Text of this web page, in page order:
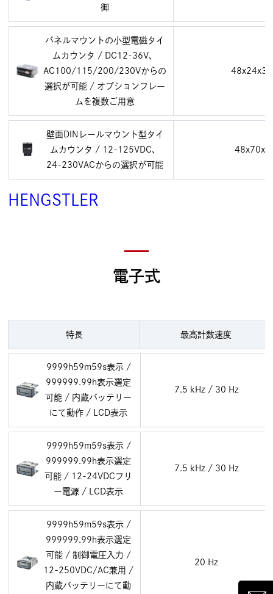
御
パネルマウントの小型電磁タイ
ムカウンタ / DC12-36V、
AC100/115/200/230Vからの
選択が可能 / オプションフレー
ムを複数ご用意
壁面DINレールマウント型タイ
ムカウンタ / 12-125VDC、
24-230VACからの選択が可能
HENGSTLER
電子式
特長 最高計数速度
9999h59m59s表示 /
999999.99h表示選定
可能 / 内蔵バッテリー
にて動作 / LCD表示
7.5 kHz / 30 Hz
9999h59m59s表示 /
999999.99h表示選定
可能 / 12-24VDCフリ
ー電源 / LCD表示
7.5 kHz / 30 Hz
9999h59m59s表示 /
999999.99h表示選定
可能 / 制御電圧入力 /
12-250VDC/AC兼用 /
内蔵バッテリーにて動
20 Hz